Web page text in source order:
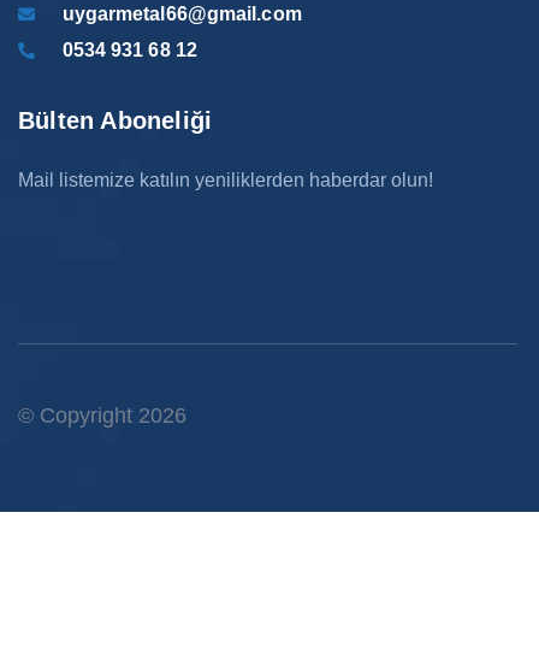
uygarmetal66@gmail.com
0534 931 68 12
Bülten Aboneliği
Mail listemize katılın yeniliklerden haberdar olun!
© Copyright 2026